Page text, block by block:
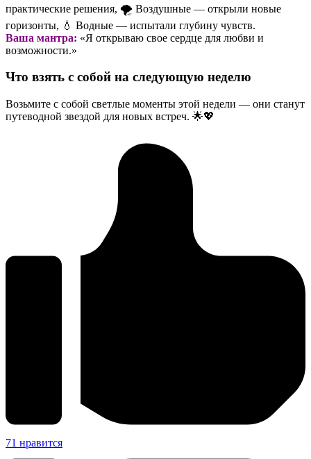
практические решения, 🌪️ Воздушные — открыли новые
горизонты, 💧 Водные — испытали глубину чувств.
Ваша мантра: «Я открываю свое сердце для любви и
возможности.»
Что взять с собой на следующую неделю
Возьмите с собой светлые моменты этой недели — они станут
путеводной звездой для новых встреч. 🌟💖
71 нравится